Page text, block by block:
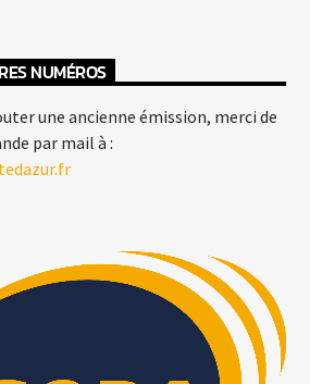
NUMÉROS
une ancienne émission, merci de
par mail à :